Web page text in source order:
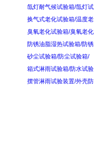
氙灯耐气候试验箱/氙灯试
换气式老化试验箱/温度老
臭氧老化试验箱/臭氧老化
防锈油脂湿热试验箱/防锈
砂尘试验箱/防尘试验箱/
箱式淋雨试验箱/防水试验
摆管淋雨试验装置/外壳防